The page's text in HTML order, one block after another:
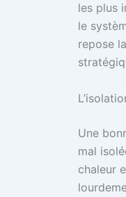
les plus
le
repose
Une
mal
chaleur